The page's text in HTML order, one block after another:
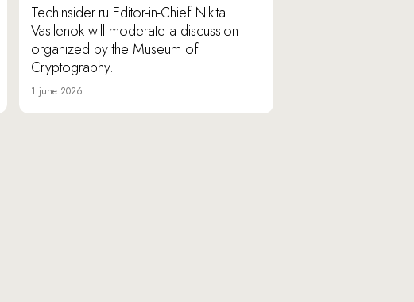
TechInsider.ru Editor-in-Chief Nikita
Vasilenok will moderate a discussion
organized by the Museum of
Cryptography.
1 june 2026